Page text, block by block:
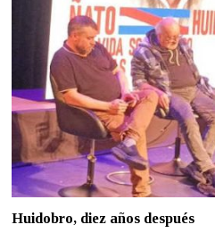
Huidobro, diez años después